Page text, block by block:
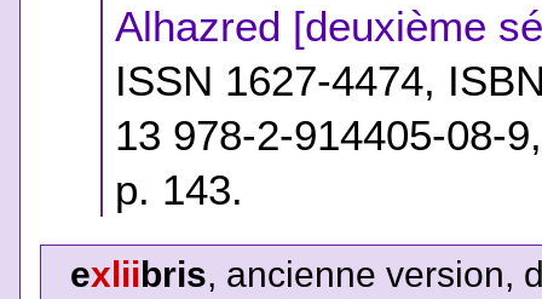
Alhazred [deuxième
ISSN 1627-4474,
13 978-2-914405-08-9
p. 143.
exliibris, ancienne version,